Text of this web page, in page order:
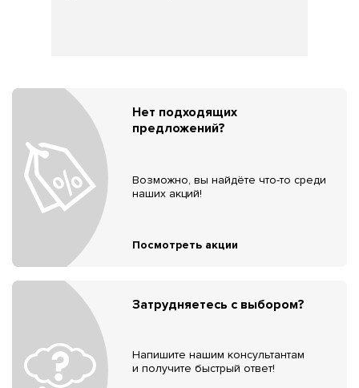
Нет подходящих
предложений?
Возможно, вы найдёте что-то среди
наших акций!
Посмотреть акции
Затрудняетесь с выбором?
Напишите нашим консультантам
и получите быстрый ответ!